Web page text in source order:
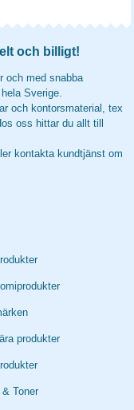
och billigt!
och med snabba
Sverige.
och kontorsmaterial, tex
oss hittar du allt till
kontakta kundtjänst om
produkter
Toner